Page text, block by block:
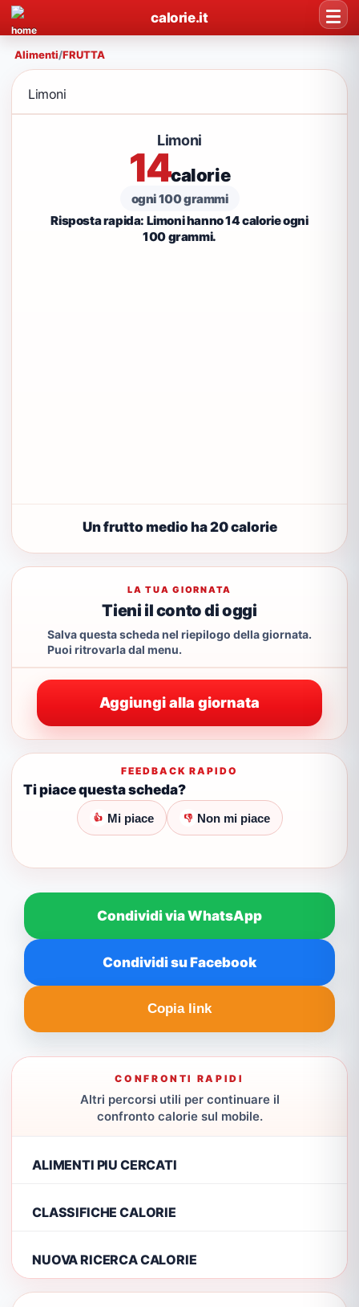
calorie.it
Alimenti/FRUTTA
Limoni
Limoni
14calorie
ogni 100 grammi
Risposta rapida: Limoni hanno 14 calorie ogni
100 grammi.
Un frutto medio ha 20 calorie
LA TUA GIORNATA
Tieni il conto di oggi
Salva questa scheda nel riepilogo della giornata.
Puoi ritrovarla dal menu.
Aggiungi alla giornata
FEEDBACK RAPIDO
Ti piace questa scheda?
👍 Mi piace 👎 Non mi piace
Condividi via WhatsApp
Condividi su Facebook
Copia link
CONFRONTI RAPIDI
Altri percorsi utili per continuare il
confronto calorie sul mobile.
ALIMENTI PIU CERCATI
CLASSIFICHE CALORIE
NUOVA RICERCA CALORIE